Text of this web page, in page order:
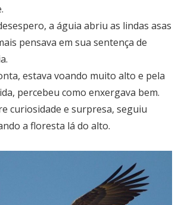
a águia abriu as lindas asas
pensava em sua sentença de
estava voando muito alto e pela
percebeu como enxergava bem.
curiosidade e surpresa, seguiu
a floresta lá do alto.